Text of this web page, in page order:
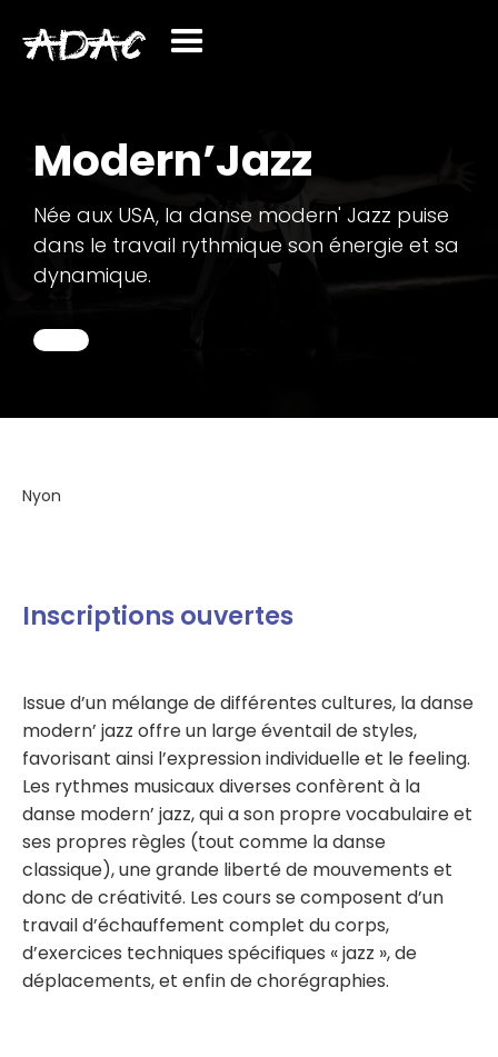
Modern’Jazz
Née aux USA, la danse modern' Jazz puise
dans le travail rythmique son énergie et sa
dynamique.
Nyon
Inscriptions ouvertes
Issue d’un mélange de différentes cultures, la danse
modern’ jazz offre un large éventail de styles,
favorisant ainsi l’expression individuelle et le feeling.
Les rythmes musicaux diverses confèrent à la
danse modern’ jazz, qui a son propre vocabulaire et
ses propres règles (tout comme la danse
classique), une grande liberté de mouvements et
donc de créativité. Les cours se composent d’un
travail d’échauffement complet du corps,
d’exercices techniques spécifiques « jazz », de
déplacements, et enfin de chorégraphies.